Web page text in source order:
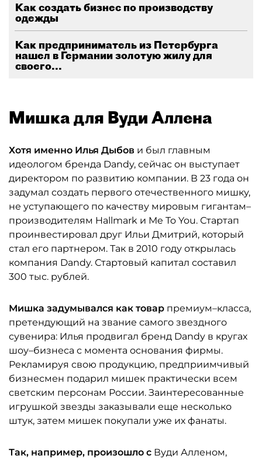
Как создать бизнес по производству
одежды
Как предприниматель из Петербурга
нашел в Германии золотую жилу для
своего...
Мишка для Вуди Аллена
Хотя именно Илья Дыбов и был главным
идеологом бренда Dandy, сейчас он выступает
директором по развитию компании. В 23 года он
задумал создать первого отечественного мишку,
не уступающего по качеству мировым гигантам–
производителям Hallmark и Me To You. Стартап
проинвестировал друг Ильи Дмитрий, который
стал его партнером. Так в 2010 году открылась
компания Dandy. Стартовый капитал составил
300 тыс. рублей.
Мишка задумывался как товар премиум–класса,
претендующий на звание самого звездного
сувенира: Илья продвигал бренд Dandy в кругах
шоу–бизнеса с момента основания фирмы.
Рекламируя свою продукцию, предприимчивый
бизнесмен подарил мишек практически всем
светским персонам России. Заинтересованные
игрушкой звезды заказывали еще несколько
штук, затем мишек покупали уже их фанаты.
Так, например, произошло с Вуди Алленом,